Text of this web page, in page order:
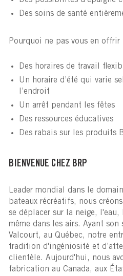
Des soins de santé
Pourquoi ne pas vous en offrir
Des horaires de travail
Un horaire d’été qui varie
l’endroit
Un arrêt pendant les fêtes
Des ressources éducatives
Des rabais sur les produits
BIENVENUE CHEZ BRP
Leader mondial dans le
bateaux récréatifs, nous
se déplacer sur la neige,
même dans les airs. Ayant
Valcourt, au Québec, notre
tradition d'ingéniosité et
clientèle. Aujourd'hui, nous
fabrication au Canada, aux